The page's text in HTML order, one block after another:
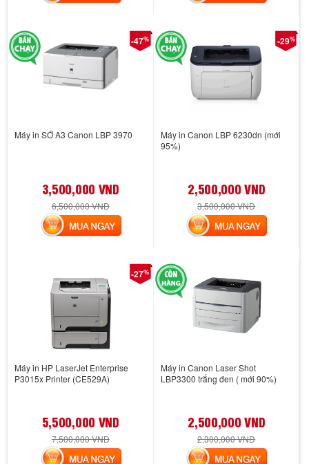
-47%
Máy in SỚ A3 Canon LBP 3970
3,500,000 VND
6,500,000 VND
MUA NGAY
-29%
Máy in Canon LBP 6230dn (mới
95%)
2,500,000 VND
3,500,000 VND
MUA NGAY
-27%
Máy in HP LaserJet Enterprise
P3015x Printer (CE529A)
5,500,000 VND
7,500,000 VND
MUA NGAY
Máy in Canon Laser Shot
LBP3300 trắng đen ( mới 90%)
2,500,000 VND
2,300,000 VND
MUA NGAY